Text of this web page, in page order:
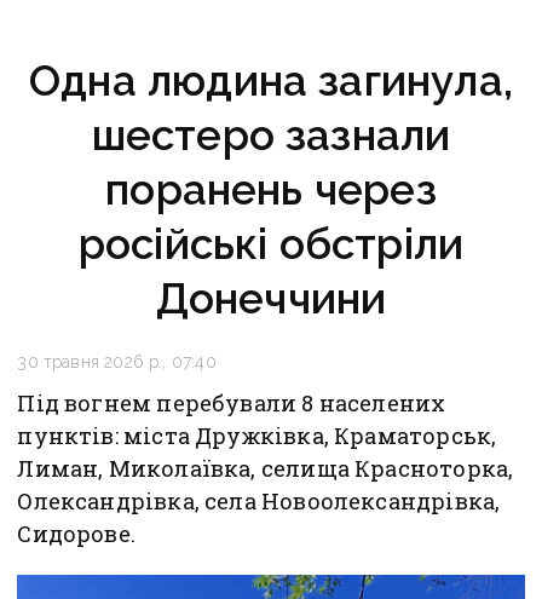
Одна людина загинула,
шестеро зазнали
поранень через
російські обстріли
Донеччини
30 травня 2026 р., 07:40
Під вогнем перебували 8 населених
пунктів: міста Дружківка, Краматорськ,
Лиман, Миколаївка, селища Красноторка,
Олександрівка, села Новоолександрівка,
Сидорове.